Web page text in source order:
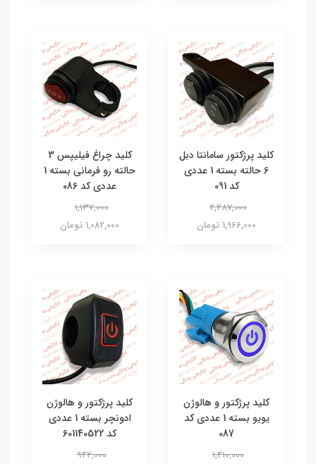
کلید پرژکتور سامانتا دبل
6 حالته بسته 1 عددی
کد 091
2,287,000
1,966,000 تومان
کلید چراغ فیلیپس 3
حالته رو فرمانی بسته 1
عددی کد 086
1,137,000
1,082,000 تومان
کلید پرژکتور و هالوژن
یویو بسته 1 عددی کد
087
1,410,000
کلید پرژکتور و هالوژن
ادونچر بسته 1 عددی
کد 601140522
942,000